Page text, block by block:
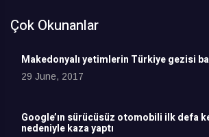
Çok Okunanlar
Makedonyalı yetimlerin Türkiye gezisi
29 June, 2017
Google’ın sürücüsüz otomobili ilk defa
nedeniyle kaza yaptı